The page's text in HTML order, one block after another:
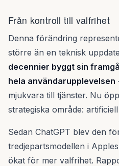
Från kontroll till valfrihet
Denna förändring
större än en teknisk
decennier byggt sin
hela användarupplevelsen
mjukvara till tjänster. Nu
strategiska område:
Sedan ChatGPT blev den
tredjepartsmodellen i
ökat för mer valfrihet.